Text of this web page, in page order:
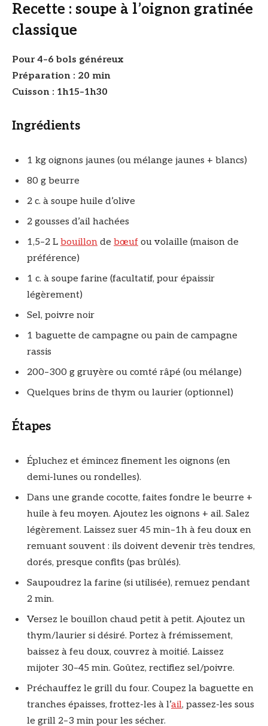
Recette : soupe à l’oignon gratinée
classique
Pour 4–6 bols généreux
Préparation : 20 min
Cuisson : 1h15–1h30
Ingrédients
1 kg oignons jaunes (ou mélange jaunes + blancs)
80 g beurre
2 c. à soupe huile d’olive
2 gousses d’ail hachées
1,5–2 L bouillon de bœuf ou volaille (maison de
préférence)
1 c. à soupe farine (facultatif, pour épaissir
légèrement)
Sel, poivre noir
1 baguette de campagne ou pain de campagne
rassis
200–300 g gruyère ou comté râpé (ou mélange)
Quelques brins de thym ou laurier (optionnel)
Étapes
Épluchez et émincez finement les oignons (en
demi-lunes ou rondelles).
Dans une grande cocotte, faites fondre le beurre +
huile à feu moyen. Ajoutez les oignons + ail. Salez
légèrement. Laissez suer 45 min–1h à feu doux en
remuant souvent : ils doivent devenir très tendres,
dorés, presque confits (pas brûlés).
Saupoudrez la farine (si utilisée), remuez pendant
2 min.
Versez le bouillon chaud petit à petit. Ajoutez un
thym/laurier si désiré. Portez à frémissement,
baissez à feu doux, couvrez à moitié. Laissez
mijoter 30–45 min. Goûtez, rectifiez sel/poivre.
Préchauffez le grill du four. Coupez la baguette en
tranches épaisses, frottez-les à l’ail, passez-les sous
le grill 2–3 min pour les sécher.